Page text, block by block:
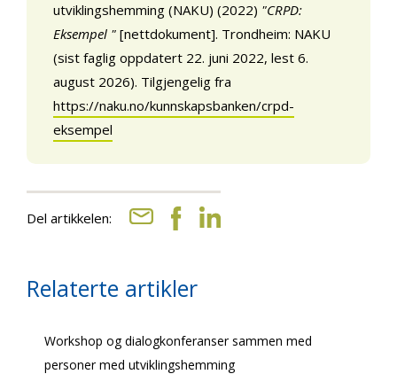
utviklingshemming (NAKU) (2022) "CRPD:
Eksempel " [nettdokument]. Trondheim: NAKU
(sist faglig oppdatert 22. juni 2022, lest 6.
august 2026). Tilgjengelig fra
https://naku.no/kunnskapsbanken/crpd-
eksempel
Del artikkelen:
Relaterte artikler
Workshop og dialogkonferanser sammen med
personer med utviklingshemming